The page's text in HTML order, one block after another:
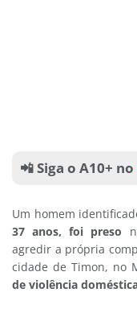
📲 Siga o A10+ no
Um homem
37 anos, foi preso
agredir a própria
cidade de Timon, no
de violência